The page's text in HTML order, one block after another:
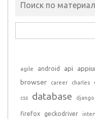
Поиск по
agile android api
browser career charles
css database django
firefox geckodriver